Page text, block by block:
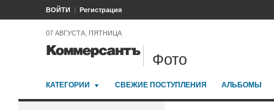
ВОЙТИ Регистрация
07 АВГУСТА, ПЯТНИЦА
Фото
КАТЕГОРИИ СВЕЖИЕ ПОСТУПЛЕНИЯ АЛЬБОМЫ